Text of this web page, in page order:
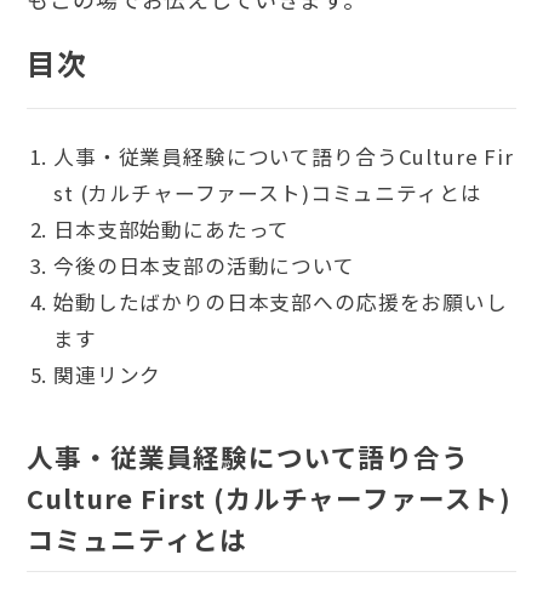
目次
人事・従業員経験について語り合うCulture Fir
st (カルチャーファースト)コミュニティとは
日本支部始動にあたって
今後の日本支部の活動について
始動したばかりの日本支部への応援をお願いし
ます
関連リンク
人事・従業員経験について語り合う
Culture First (カルチャーファースト)
コミュニティとは